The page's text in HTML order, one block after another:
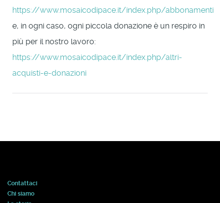
https://www.mosaicodipace.it/index.php/abbonamenti
e, in ogni caso, ogni piccola donazione è un respiro in
più per il nostro lavoro:
https://www.mosaicodipace.it/index.php/altri-
acquisti-e-donazioni
Contattaci
Chi siamo